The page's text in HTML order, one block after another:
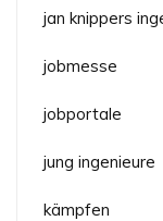
jan knippers
jobmesse
jobportale
jung ingenieure
kämpfen